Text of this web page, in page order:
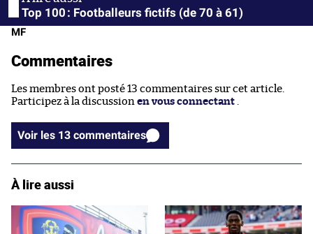
Top 100 : Footballeurs fictifs (de 70 à 61)
MF
Commentaires
Les membres ont posté 13 commentaires sur cet article.
Participez à la discussion en vous connectant
Voir les 13 commentaires
À lire aussi